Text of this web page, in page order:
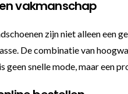
vakmanschap
zijn niet alleen een
De combinatie van
geen snelle mode, maar een